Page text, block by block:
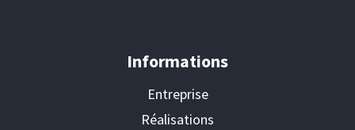
Informations
Entreprise
Réalisations